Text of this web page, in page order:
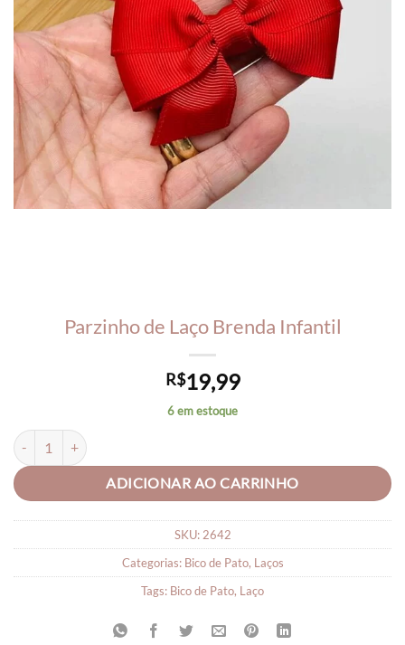
Parzinho de Laço Brenda Infantil
R$19,99
6 em estoque
Parzinho de Laço Brenda Infantil quantidade
ADICIONAR AO CARRINHO
SKU: 2642
Categorias: Bico de Pato, Laços
Tags: Bico de Pato, Laço